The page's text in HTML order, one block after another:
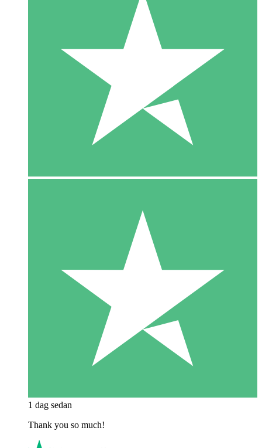
1 dag sedan
Thank you so much!